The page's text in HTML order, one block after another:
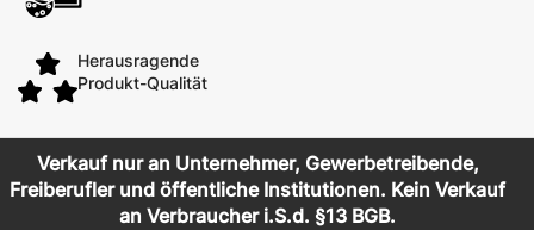
Herausragende
Produkt-Qualität
Verkauf nur an Unternehmer, Gewerbetreibende,
Freiberufler und öffentliche Institutionen. Kein Verkauf
an Verbraucher i.S.d. §13 BGB.